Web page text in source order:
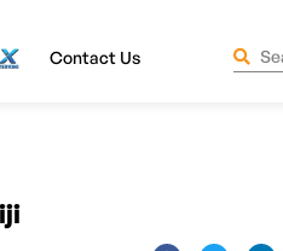
Contact Us